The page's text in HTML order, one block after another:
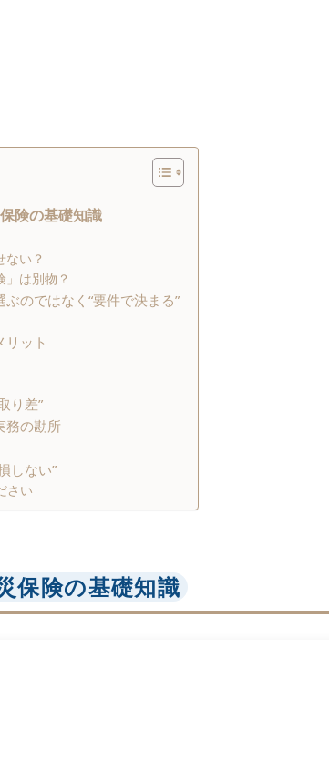
険の基礎知識
い？
は別物？
のではなく“要件で決まる”
ット
り差”
務の勘所
しない”
さい
保険の基礎知識